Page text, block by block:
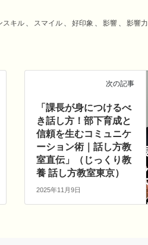
スキル スマイル 好印象 影響 影響力
次の記事
「課長が身につけるべ
き話し方！部下育成と
信頼を生むコミュニケ
ーション術｜話し方教
室直伝」（じっくり教
養 話し方教室東京）
2025年11月9日